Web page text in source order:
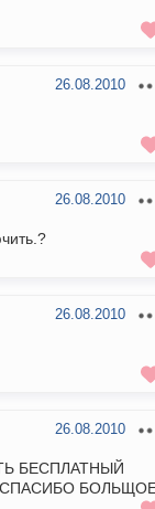
26.08.2010
26.08.2010
26.08.2010
26.08.2010
БЕСПЛАТНЫЙ